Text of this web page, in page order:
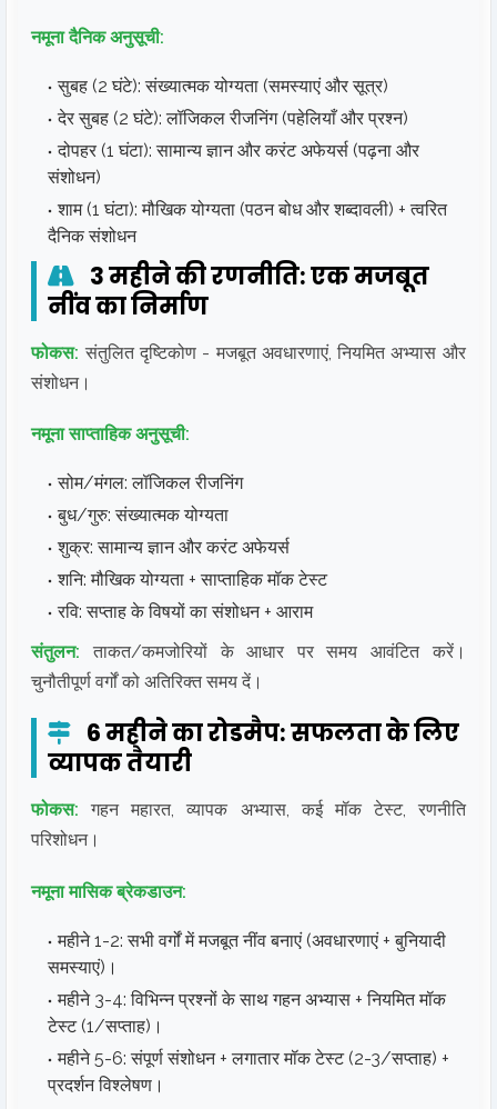
नमूना दैनिक अनुसूची:
सुबह (2 घंटे): संख्यात्मक योग्यता (समस्याएं और सूत्र)
देर सुबह (2 घंटे): लॉजिकल रीजनिंग (पहेलियाँ और प्रश्न)
दोपहर (1 घंटा): सामान्य ज्ञान और करंट अफेयर्स (पढ़ना और
संशोधन)
शाम (1 घंटा): मौखिक योग्यता (पठन बोध और शब्दावली) + त्वरित
दैनिक संशोधन
3 महीने की रणनीति: एक मजबूत
नींव का निर्माण
फोकस: संतुलित दृष्टिकोण - मजबूत अवधारणाएं, नियमित अभ्यास और
संशोधन।
नमूना साप्ताहिक अनुसूची:
सोम/मंगल: लॉजिकल रीजनिंग
बुध/गुरु: संख्यात्मक योग्यता
शुक्र: सामान्य ज्ञान और करंट अफेयर्स
शनि: मौखिक योग्यता + साप्ताहिक मॉक टेस्ट
रवि: सप्ताह के विषयों का संशोधन + आराम
संतुलन: ताकत/कमजोरियों के आधार पर समय आवंटित करें।
चुनौतीपूर्ण वर्गों को अतिरिक्त समय दें।
6 महीने का रोडमैप: सफलता के लिए
व्यापक तैयारी
फोकस: गहन महारत, व्यापक अभ्यास, कई मॉक टेस्ट, रणनीति
परिशोधन।
नमूना मासिक ब्रेकडाउन:
महीने 1-2: सभी वर्गों में मजबूत नींव बनाएं (अवधारणाएं + बुनियादी
समस्याएं)।
महीने 3-4: विभिन्न प्रश्नों के साथ गहन अभ्यास + नियमित मॉक
टेस्ट (1/सप्ताह)।
महीने 5-6: संपूर्ण संशोधन + लगातार मॉक टेस्ट (2-3/सप्ताह) +
प्रदर्शन विश्लेषण।